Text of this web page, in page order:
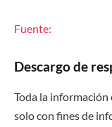
Fuente:
Descargo de
Toda la
solo con fines de